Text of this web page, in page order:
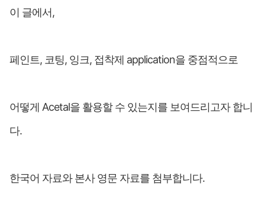
이 글에서,
페인트, 코팅, 잉크, 접착제 application을 중점적으로
어떻게 Acetal을 활용할 수 있는지를 보여드리고자 합니
다.
한국어 자료와 본사 영문 자료를 첨부합니다.